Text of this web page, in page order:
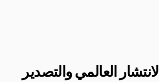
الانتشار العالمي والتصدير